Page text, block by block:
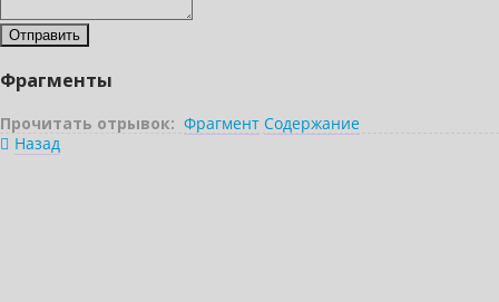
Фрагменты
Прочитать отрывок: Фрагмент Содержание
Назад